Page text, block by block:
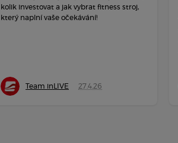
kolik investovat a jak vybrat fitness stroj,
který naplní vaše očekávání!
Team inLIVE 27.4.26